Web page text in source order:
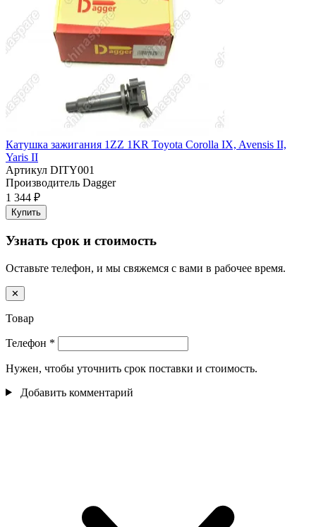
Катушка зажигания 1ZZ 1KR Toyota Corolla IX, Avensis II,
Yaris II
Артикул DITY001
Производитель Dagger
1 344 ₽
Купить
Узнать срок и стоимость
Оставьте телефон, и мы свяжемся с вами в рабочее время.
✕
Товар
Телефон *
Нужен, чтобы уточнить срок поставки и стоимость.
Добавить комментарий